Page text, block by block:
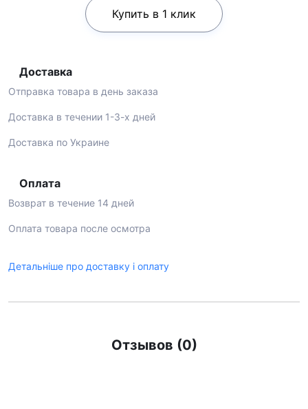
Купить в 1 клик
Доставка
Отправка товара в день заказа
Доставка в течении 1-3-х дней
Доставка по Украине
Оплата
Возврат в течение 14 дней
Оплата товара после осмотра
Детальніше про доставку і оплату
Отзывов (0)